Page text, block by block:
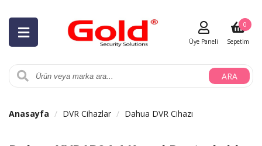
ARA
Üye Paneli Sepetim
0
Anasayfa DVR Cihazlar Dahua DVR Cihazı